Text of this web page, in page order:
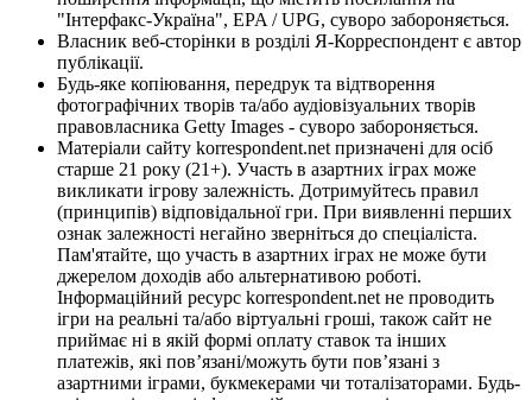
"Інтерфакс-Україна", EPA / UPG, суворо забороняється.
Власник веб-сторінки в розділі Я-Корреспондент є автор
публікації.
Будь-яке копіювання, передрук та відтворення
фотографічних творів та/або аудіовізуальних творів
правовласника Getty Images - суворо забороняється.
Матеріали сайту korrespondent.net призначені для осіб
старше 21 року (21+). Участь в азартних іграх може
викликати ігрову залежність. Дотримуйтесь правил
(принципів) відповідальної гри. При виявленні перших
ознак залежності негайно зверніться до спеціаліста.
Пам'ятайте, що участь в азартних іграх не може бути
джерелом доходів або альтернативою роботі.
Інформаційний ресурс korrespondent.net не проводить
ігри на реальні та/або віртуальні гроші, також сайт не
приймає ні в якій формі оплату ставок та інших
платежів, які пов’язані/можуть бути пов’язані з
азартними іграми, букмекерами чи тоталізаторами. Будь-